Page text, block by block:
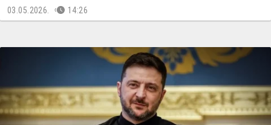
03.05.2026. 14:26